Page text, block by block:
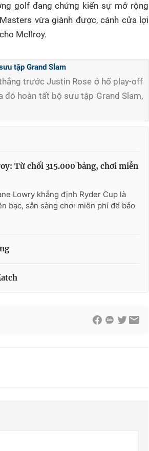
golf đang chứng kiến sự mở rộng
vừa giành được, cánh cửa lợi
McIlroy.
tập Grand Slam
trước Justin Rose ở hố play-off
đó hoàn tất bộ sưu tập Grand Slam,
Từ chối 315.000 bảng, chơi miễn
Lowry khẳng định Ryder Cup là
bạc, sẵn sàng chơi miễn phí để bảo